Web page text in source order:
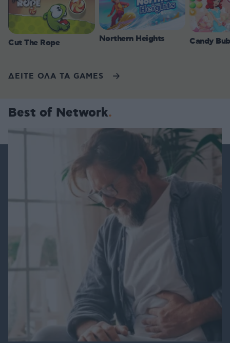
Cut The Rope Northern Heights Candy
ΔΕΙΤΕ ΟΛΑ ΤΑ GAMES
Best of Network